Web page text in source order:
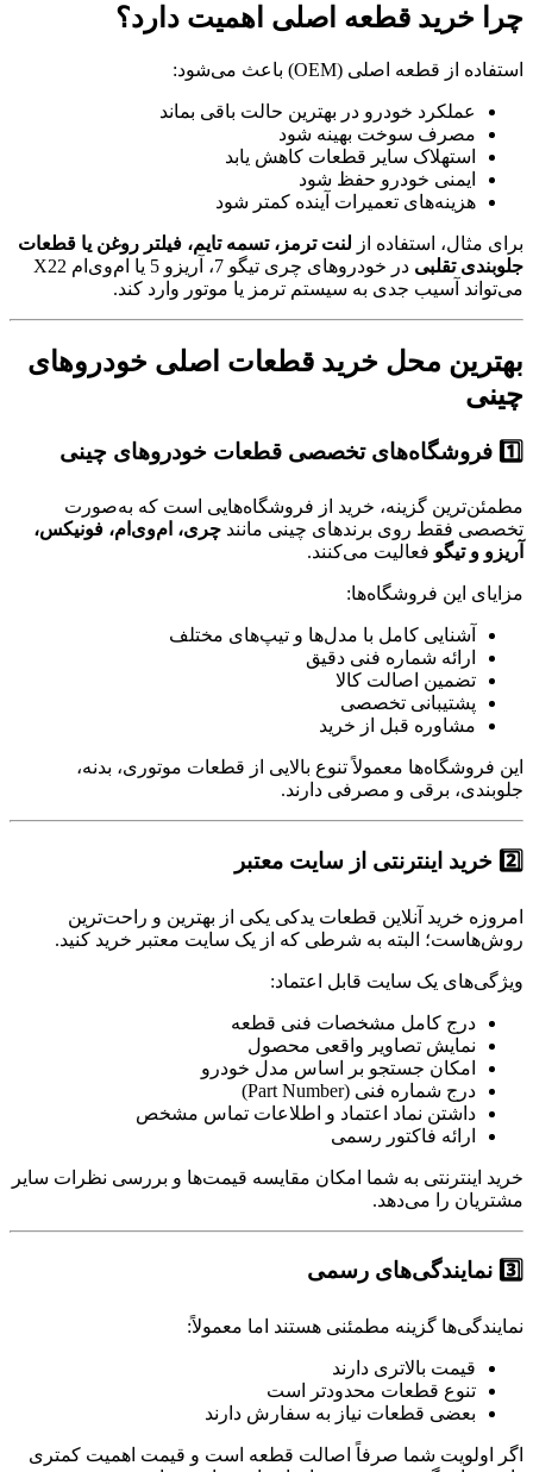
چرا خرید قطعه اصلی اهمیت دارد؟
استفاده از قطعه اصلی (OEM) باعث می‌شود:
عملکرد خودرو در بهترین حالت باقی بماند
مصرف سوخت بهینه شود
استهلاک سایر قطعات کاهش یابد
ایمنی خودرو حفظ شود
هزینه‌های تعمیرات آینده کمتر شود
برای مثال، استفاده از لنت ترمز، تسمه تایم، فیلتر روغن یا قطعات
جلوبندی تقلبی
در خودروهای چری تیگو 7، آریزو 5 یا ام‌وی‌ام X22
می‌تواند آسیب جدی به سیستم ترمز یا موتور وارد کند.
بهترین محل خرید قطعات اصلی خودروهای
چینی
1️⃣ فروشگاه‌های تخصصی قطعات خودروهای چینی
مطمئن‌ترین گزینه، خرید از فروشگاه‌هایی است که به‌صورت
تخصصی فقط روی برندهای چینی مانند چری، ام‌وی‌ام، فونیکس،
آریزو و تیگو فعالیت می‌کنند.
مزایای این فروشگاه‌ها:
آشنایی کامل با مدل‌ها و تیپ‌های مختلف
ارائه شماره فنی دقیق
تضمین اصالت کالا
پشتیبانی تخصصی
مشاوره قبل از خرید
این فروشگاه‌ها معمولاً تنوع بالایی از قطعات موتوری، بدنه،
جلوبندی، برقی و مصرفی دارند.
2️⃣ خرید اینترنتی از سایت معتبر
امروزه خرید آنلاین قطعات یدکی یکی از بهترین و راحت‌ترین
روش‌هاست؛ البته به شرطی که از یک سایت معتبر خرید کنید.
ویژگی‌های یک سایت قابل اعتماد:
درج کامل مشخصات فنی قطعه
نمایش تصاویر واقعی محصول
امکان جستجو بر اساس مدل خودرو
درج شماره فنی (Part Number)
داشتن نماد اعتماد و اطلاعات تماس مشخص
ارائه فاکتور رسمی
خرید اینترنتی به شما امکان مقایسه قیمت‌ها و بررسی نظرات سایر
مشتریان را می‌دهد.
3️⃣ نمایندگی‌های رسمی
نمایندگی‌ها گزینه مطمئنی هستند اما معمولاً:
قیمت بالاتری دارند
تنوع قطعات محدودتر است
بعضی قطعات نیاز به سفارش دارند
اگر اولویت شما صرفاً اصالت قطعه است و قیمت اهمیت کمتری